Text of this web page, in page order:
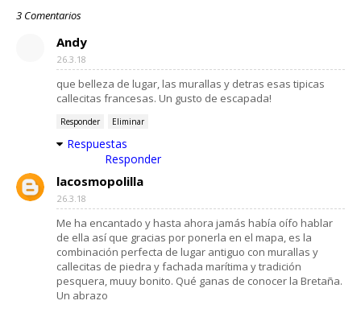
3 Comentarios
Andy
26.3.18
que belleza de lugar, las murallas y detras esas tipicas
callecitas francesas. Un gusto de escapada!
Responder Eliminar
Respuestas
Responder
lacosmopolilla
26.3.18
Me ha encantado y hasta ahora jamás había oífo hablar
de ella así que gracias por ponerla en el mapa, es la
combinación perfecta de lugar antiguo con murallas y
callecitas de piedra y fachada marítima y tradición
pesquera, muuy bonito. Qué ganas de conocer la Bretaña.
Un abrazo